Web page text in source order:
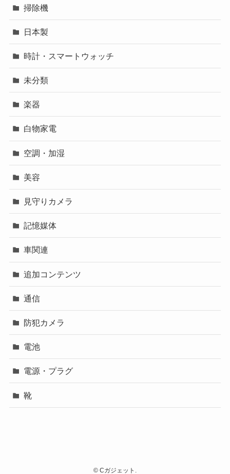
掃除機
日本製
時計・スマートウォッチ
未分類
楽器
白物家電
空調・加湿
美容
見守りカメラ
記憶媒体
車関連
追加コンテンツ
通信
防犯カメラ
電池
電源・プラグ
靴
© Cガジェット.